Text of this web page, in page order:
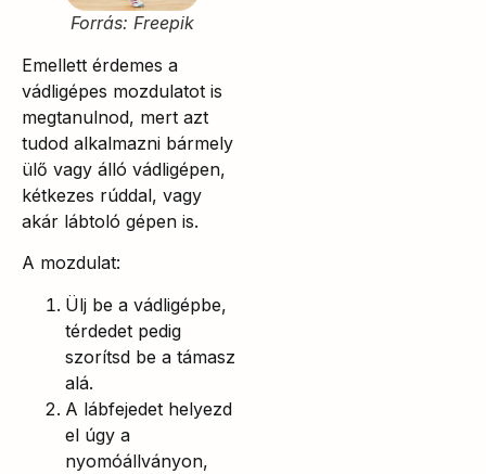
Forrás: Freepik
Emellett érdemes a
vádligépes mozdulatot is
megtanulnod, mert azt
tudod alkalmazni bármely
ülő vagy álló vádligépen,
kétkezes rúddal, vagy
akár lábtoló gépen is.
A mozdulat:
Ülj be a vádligépbe,
térdedet pedig
szorítsd be a támasz
alá.
A lábfejedet helyezd
el úgy a
nyomóállványon,